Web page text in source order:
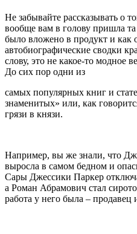
Не забывайте рассказывать о
вообще вам в голову пришла
было вложено в продукт и как
автобиографические сводки
слову, это не какое-то модное
До сих пор одни из
самых популярных книг и
знаменитых» или, как
грязи в князи.
Например, вы же знали, что
выросла в самом бедном и
Сары Джессики Паркер
а Роман Абрамович стал
работа у него была – продавец